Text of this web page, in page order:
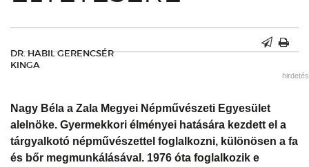
DR. HABIL GERENCSÉR
KINGA
hirdetés
Nagy Béla a Zala Megyei Népművészeti Egyesület
alelnöke. Gyermekkori élményei hatására kezdett el a
tárgyalkotó népművészettel foglalkozni, különösen a fa
és bőr megmunkálásával. 1976 óta foglalkozik e